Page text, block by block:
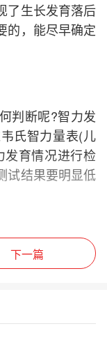
了生长发育落后
的，能尽早确定
判断呢?智力发
氏智力量表(儿
发育情况进行检
试结果要明显低
方面情况有一个
定量表，共15个
给孩子判定为
下一篇